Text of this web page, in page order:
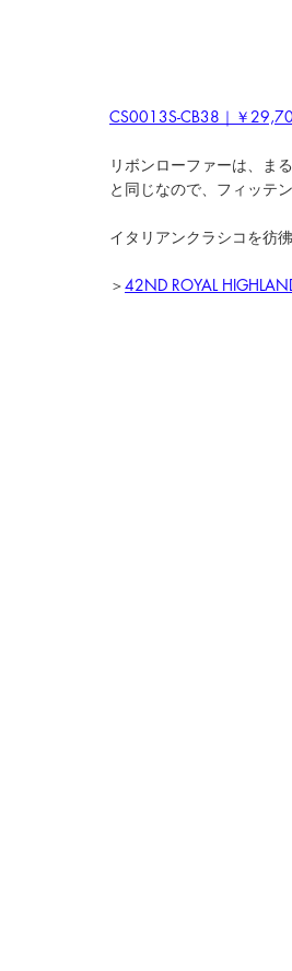
CS0013S-CB38｜￥
リボンローファーは、ま
と同じなので、フィッテ
イタリアンクラシコを彷
＞42ND ROYAL